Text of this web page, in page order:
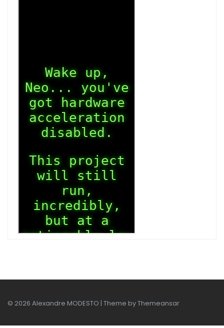
© 2026 Alexandre MODESTO | Theme byThemeansar